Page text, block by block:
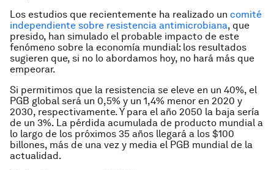
Los estudios que recientemente ha realizado un comité
independiente sobre resistencia antimicrobiana, que
presido, han simulado el probable impacto de este
fenómeno sobre la economía mundial: los resultados
sugieren que, si no lo abordamos hoy, no hará más que
empeorar.
Si permitimos que la resistencia se eleve en un 40%, el
PGB global será un 0,5% y un 1,4% menor en 2020 y
2030, respectivamente. Y para el año 2050 la baja sería
de un 3%. La pérdida acumulada de producto mundial a
lo largo de los próximos 35 años llegará a los $100
billones, más de una vez y media el PGB mundial de la
actualidad.